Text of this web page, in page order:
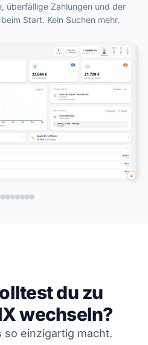
überfällige Zahlungen und der
Start. Kein Suchen mehr.
du zu
wechseln?
so einzigartig macht.